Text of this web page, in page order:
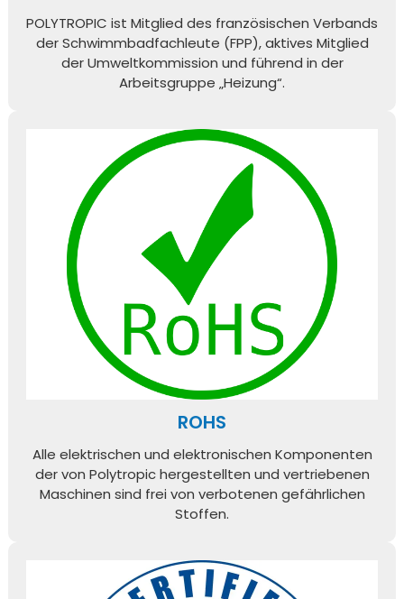
POLYTROPIC ist Mitglied des französischen Verbands
der Schwimmbadfachleute (FPP), aktives Mitglied
der Umweltkommission und führend in der
Arbeitsgruppe „Heizung“.
ROHS
Alle elektrischen und elektronischen Komponenten
der von Polytropic hergestellten und vertriebenen
Maschinen sind frei von verbotenen gefährlichen
Stoffen.